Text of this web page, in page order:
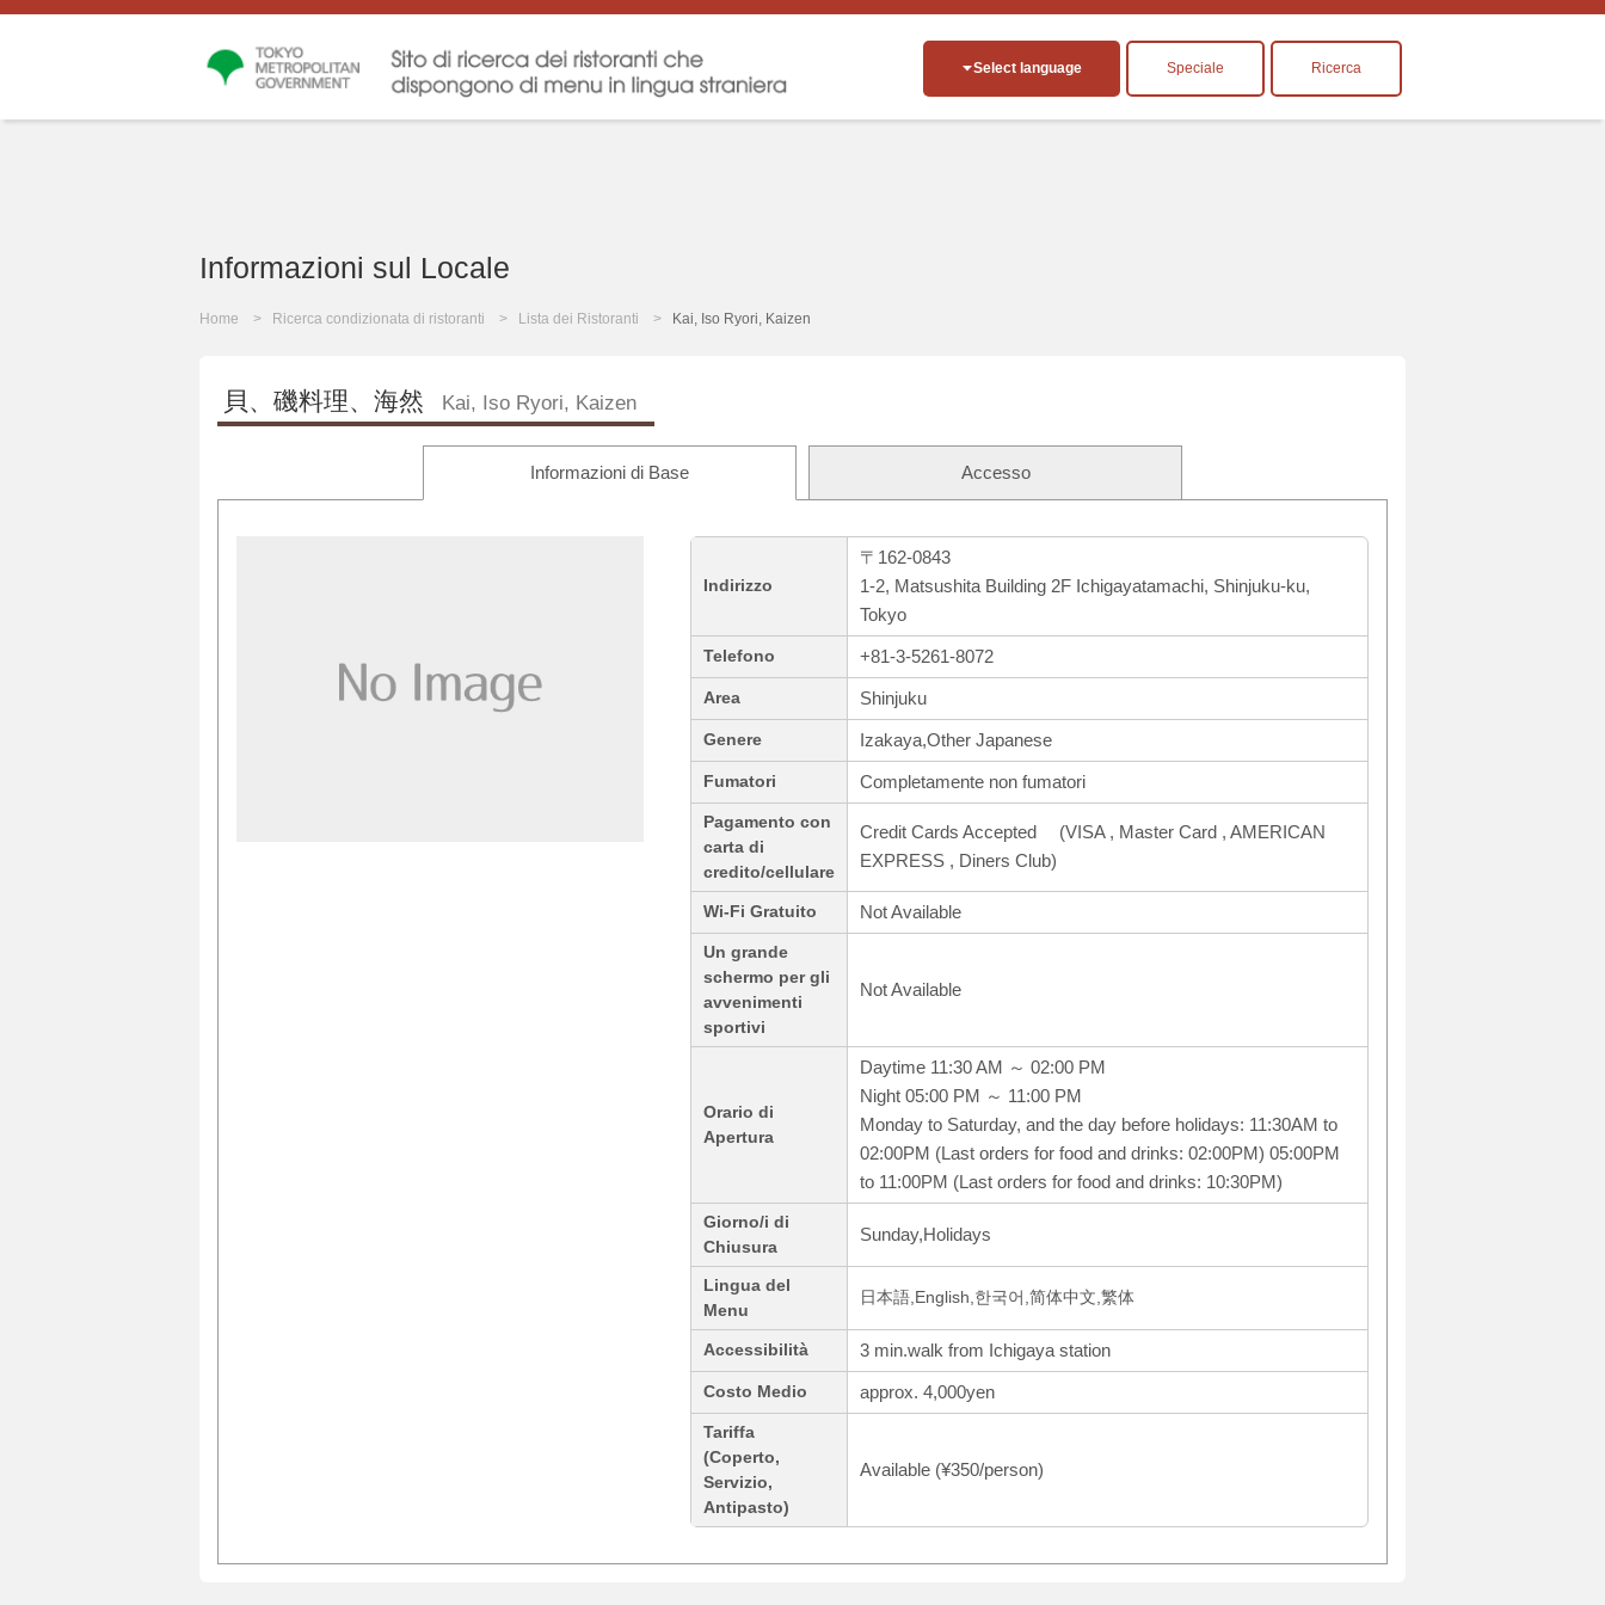
Select language Speciale Ricerca
Informazioni sul Locale
Home Ricerca condizionata di ristoranti Lista dei Ristoranti Kai, Iso Ryori, Kaizen
貝、磯料理、海然 Kai, Iso Ryori, Kaizen
Informazioni di Base Accesso
Indirizzo
〒162-0843
1-2, Matsushita Building 2F Ichigayatamachi, Shinjuku-ku,
Tokyo
Telefono +81-3-5261-8072
Area Shinjuku
Genere Izakaya,Other Japanese
Fumatori Completamente non fumatori
Pagamento con
carta di
credito/cellulare
Credit Cards Accepted (VISA , Master Card , AMERICAN
EXPRESS , Diners Club)
Wi-Fi Gratuito Not Available
Un grande
schermo per gli
avvenimenti
sportivi
Not Available
Orario di
Apertura
Daytime 11:30 AM ～ 02:00 PM
Night 05:00 PM ～ 11:00 PM
Monday to Saturday, and the day before holidays: 11:30AM to
02:00PM (Last orders for food and drinks: 02:00PM) 05:00PM
to 11:00PM (Last orders for food and drinks: 10:30PM)
Giorno/i di
Chiusura
Sunday,Holidays
Lingua del
Menu
日本語,English,한국어,简体中文,繁体
Accessibilità 3 min.walk from Ichigaya station
Costo Medio approx. 4,000yen
Tariffa
(Coperto,
Servizio,
Antipasto)
Available (¥350/person)